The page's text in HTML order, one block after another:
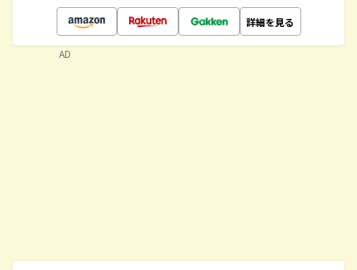
詳細を見る
AD